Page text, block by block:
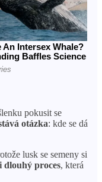
pokusit se
otázka: kde se dá
lusk se semeny si
dlouhý proces, která